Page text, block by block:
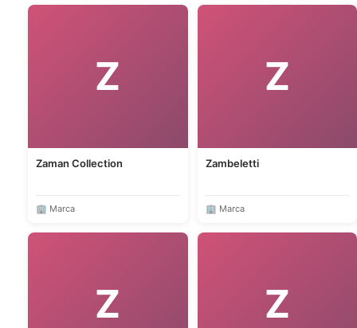
Z
Zaman Collection
🏢 Marca
Z
Zambeletti
🏢 Marca
Z Z